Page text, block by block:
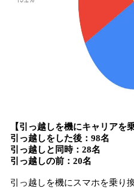
【引っ越しを機にキャリアを
引っ越しをした後：98名
引っ越しと同時：28名
引っ越しの前：20名
引っ越しを機にスマホを乗り